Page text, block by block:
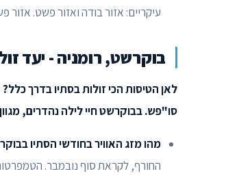
עיקריים: אזור בודה ואזור פשט.
בוקרשט, רומניה - יעד
לאן הטיסות הכי זולות בסתיו בדרך
סו"פש. בבוקרשט חיי לילה נהדרים,
מהו מזג האוויר בחודשי הסתיו
החורף, לקראת סוף נובמבר. הטמפרטורות נעות בין מינוס 3 מעלות ל - 20